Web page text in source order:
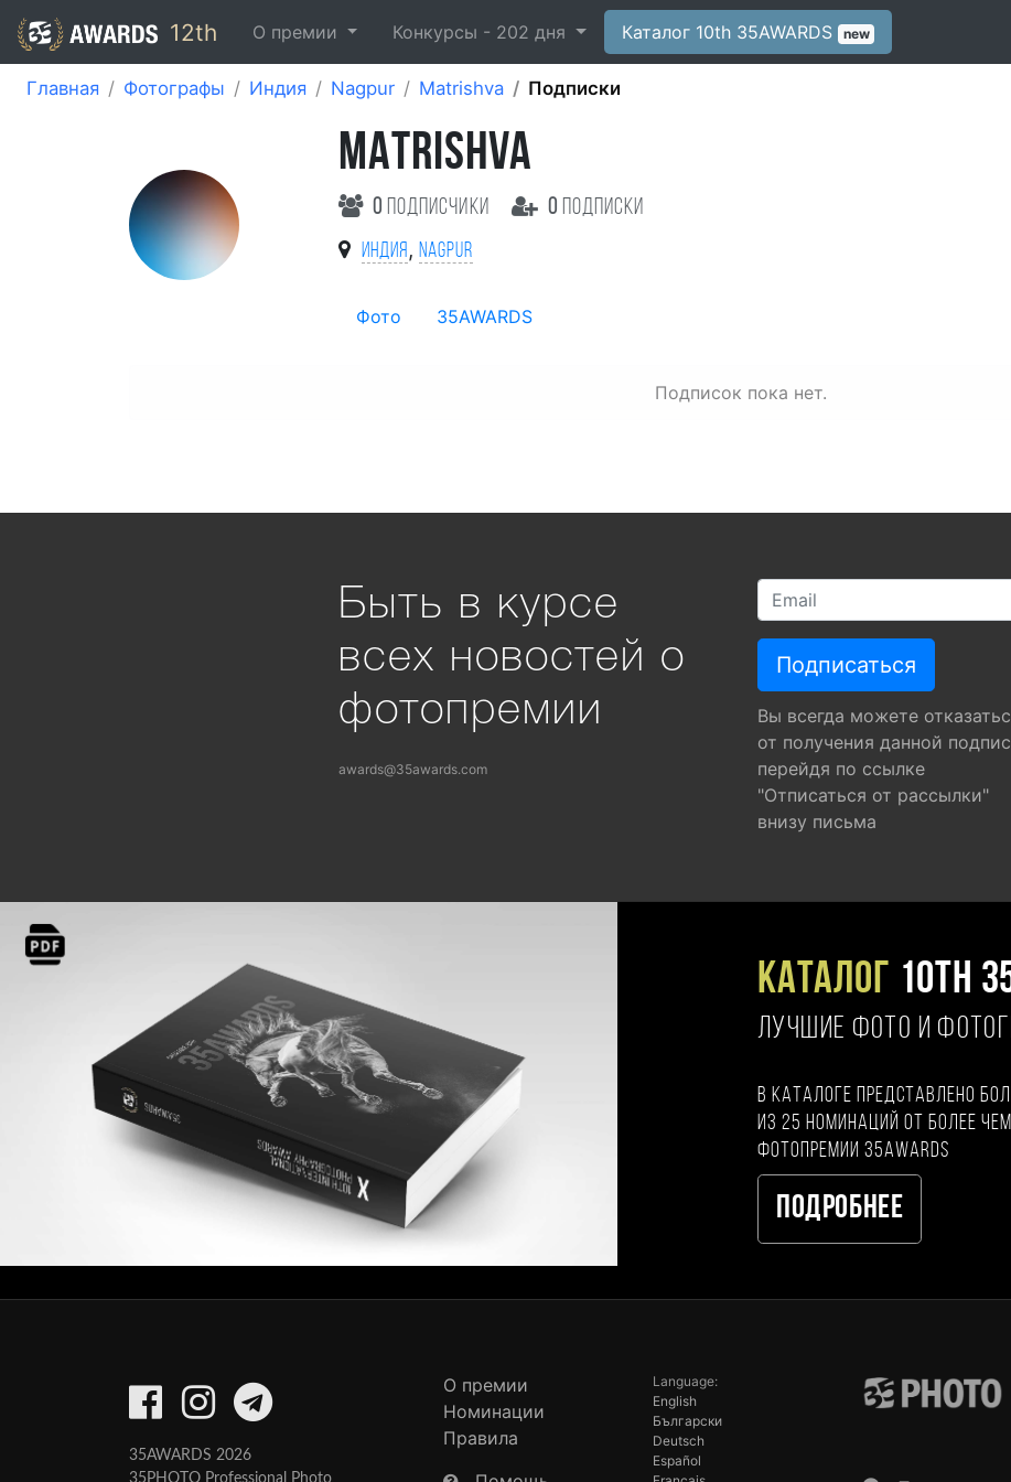
12th О премии Конкурсы - 202 дня Каталог 10th 35AWARDS new
Главная Фотографы Индия Nagpur Matrishva Подписки
MATRISHVA
0 подписчики 0 подписки
Индия, Nagpur
Фото 35AWARDS
Подписок пока нет.
Быть в курсе
всех новостей о
фотопремии
awards@35awards.com
Вы всегда можете
от получения данной
перейдя по ссылке
"Отписаться от рассылки"
внизу письма
Каталог 10TH
ЛУЧШИЕ ФОТО И
В каталоге представлено
из 25 номинаций от более
фотопремии 35AWARDS
Подробнее
35AWARDS 2026
35PHOTO Professional Photo
О премии
Номинации
Правила
Language:
English
Български
Deutsch
Español